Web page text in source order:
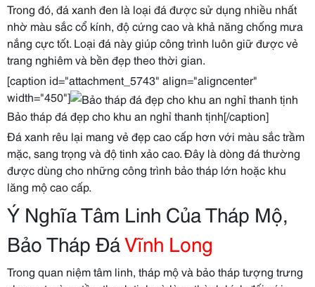
Trong đó, đá xanh đen là loại đá được sử dụng nhiều nhất
nhờ màu sắc cổ kính, độ cứng cao và khả năng chống mưa
nắng cực tốt. Loại đá này giúp công trình luôn giữ được vẻ
trang nghiêm và bền đẹp theo thời gian.
[caption id="attachment_5743" align="aligncenter"
width="450"]
Bảo tháp đá đẹp cho khu an nghỉ thanh tịnh[/caption]
Đá xanh rêu lại mang vẻ đẹp cao cấp hơn với màu sắc trầm
mặc, sang trọng và độ tinh xảo cao. Đây là dòng đá thường
được dùng cho những công trình bảo tháp lớn hoặc khu
lăng mộ cao cấp.
Ý Nghĩa Tâm Linh Của Tháp Mộ,
Bảo Tháp ĐáVĩnh Long
Trong quan niệm tâm linh, tháp mộ và bảo tháp tượng trưng